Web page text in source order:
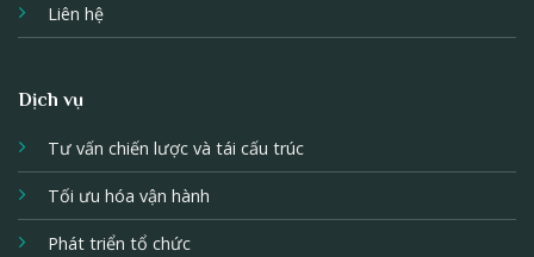
Liên hệ
Dịch vụ
Tư vấn chiến lược và tái cấu trúc
Tối ưu hóa vận hành
Phát triển tổ chức